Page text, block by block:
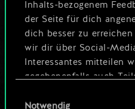
Inhalts-bezogenem
der Seite für dich
dich besser zu
wir dir über Social-
Interessantes mitteilen
gegebenenfalls auch
Cookies erfordert
Notwendig
Deck benennen
Deck